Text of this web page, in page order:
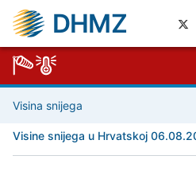
DHMZ
Visina snijega
Visine snijega u Hrvatskoj